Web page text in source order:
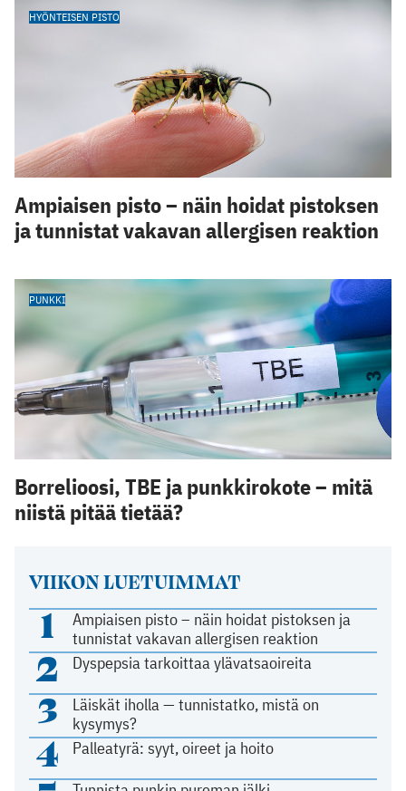
VIIKON LUETUIMMAT
1
Ampiaisen pisto – näin hoidat pistoksen ja
tunnistat vakavan allergisen reaktion
2 Dyspepsia tarkoittaa ylävatsaoireita
3
Läiskät iholla — tunnistatko, mistä on
kysymys?
4 Palleatyrä: syyt, oireet ja hoito
HYÖNTEISEN PISTO
Ampiaisen pisto – näin hoidat pistoksen
ja tunnistat vakavan allergisen reaktion
PUNKKI
Borrelioosi, TBE ja punkkirokote – mitä
niistä pitää tietää?